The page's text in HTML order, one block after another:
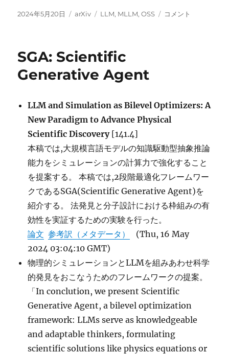
投
2024年5月20日
カ
ー
arXiv
タ
LLM, MLLM,OSS
GPT-
コメント
SGA: Scientific
Generative Agent
LLM and Simulation as Bilevel Optimizers: A
New Paradigm to Advance Physical
Scientific Discovery [141.4]
本稿では,大規模言語モデルの知識駆動型抽象推論
能力をシミュレーションの計算力で強化すること
を提案する。 本稿では,2段階最適化フレームワー
クであるSGA(Scientific Generative Agent)を
紹介する。 法発見と分子設計における枠組みの有
効性を実証するための実験を行った。
論文 参考訳（メタデータ）
(Thu, 16 May
2024 03:04:10 GMT)
物理的シミュレーションとLLMを組みあわせ科学
的発見をおこなうためのフレームワークの提案。
「In conclution, we present Scientific
Generative Agent, a bilevel optimization
framework: LLMs serve as knowledgeable
and adaptable thinkers, formulating
scientific solutions like physics equations or